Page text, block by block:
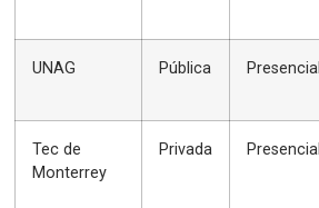
UNAG Pública Presencial
Tec de
Monterrey
Privada Presencial